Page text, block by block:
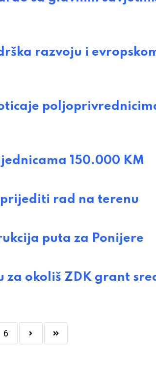
razvoju i
150.000 KM
rad na terenu
puta za Ponijere
za okoliš ZDK grant
6